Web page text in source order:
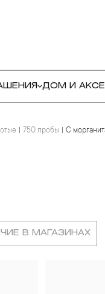
ДОМ И
750 пробы С
В МАГАЗИНАХ